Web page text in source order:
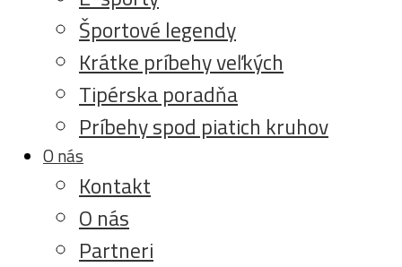
Športové legendy
Krátke príbehy veľkých
Tipérska poradňa
Príbehy spod piatich kruhov
O nás
Kontakt
O nás
Partneri